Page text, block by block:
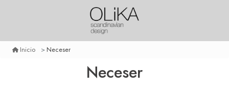
Inicio Neceser
Neceser